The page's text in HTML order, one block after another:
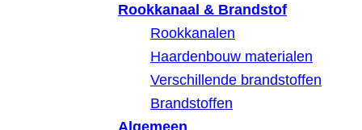
Rookkanaal & Brandstof
Rookkanalen
Haardenbouw materialen
Verschillende brandstoffen
Brandstoffen
Algemeen